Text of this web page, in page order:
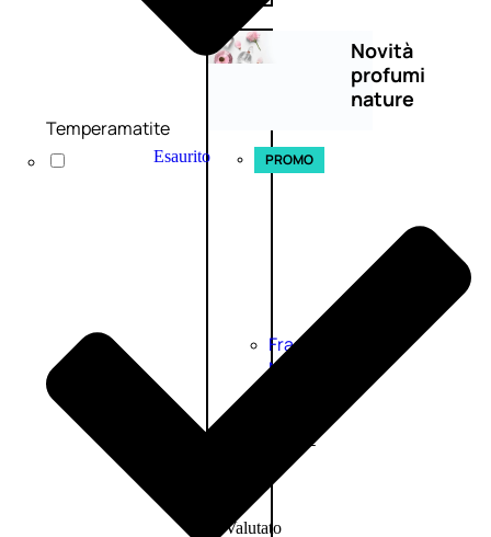
Novità
profumi
nature
Esaurito PROMO
Fragranze
Nature
L’OCCITANE
Valutato
Temperamatite